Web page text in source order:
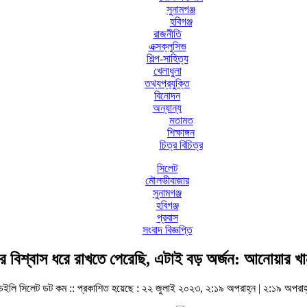
সুনামগঞ্জ
হবিগঞ্জ
রাজনীতি
এক্সক্লুসিভ
শিল্প-সাহিত্য
খেলাধুলা
তথ্যপ্রযুক্তি
বিনোদন
অন্যান্য
মতামত
শিক্ষাঙ্গন
চিত্র বিচিত্র
সিলেট
মৌলভীবাজার
সুনামগঞ্জ
হবিগঞ্জ
প্রবাস
সংবাদ বিজ্ঞপ্তি
বিশ্বাস ধরে রাখতে পেরেছি, এটাই বড় অর্জন: আনোয়ার
সিলেট ডট কম :: প্রকাশিত হয়েছে : ২২ জুলাই ২০২৩, ২:১৯ অপরাহ্ন | ২:১৯